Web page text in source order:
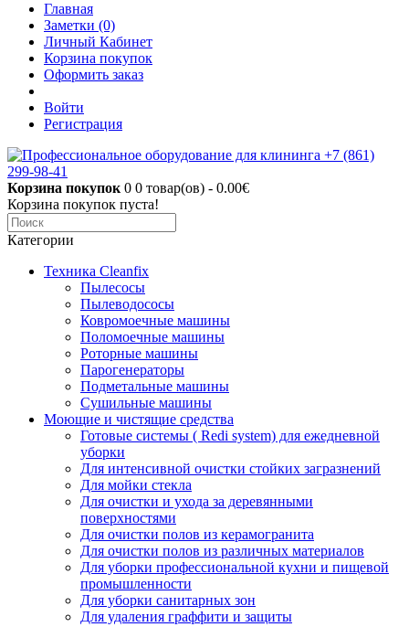
Главная
Заметки (0)
Личный Кабинет
Корзина покупок
Оформить заказ
Войти
Регистрация
Корзина покупок 0 0 товар(ов) - 0.00€
Корзина покупок пуста!
Категории
Техника Cleanfix
Пылесосы
Пылеводососы
Ковромоечные машины
Поломоечные машины
Роторные машины
Парогенераторы
Подметальные машины
Сушильные машины
Моющие и чистящие средства
Готовые системы ( Redi system) для ежедневной
уборки
Для интенсивной очистки стойких загразнений
Для мойки стекла
Для очистки и ухода за деревянными
поверхностями
Для очистки полов из керамогранита
Для очистки полов из различных материалов
Для уборки профессиональной кухни и пищевой
промышленности
Для уборки санитарных зон
Для удаления граффити и защиты